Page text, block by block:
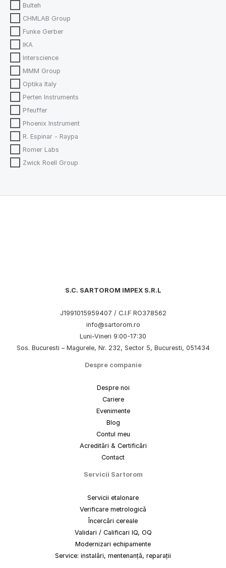
Bulteh
CHMLAB Group
Funke Gerber
IKA
Interscience
MMM Group
Optika Italy
Perten Instruments
Pfeuffer
Phoenix Instrument
R. Espinar - Raypa
Romer Labs
Zwick Roell Group
S.C. SARTOROM IMPEX S.R.L
J1991015959407 / C.I.F RO378562
info@sartorom.ro
Luni-Vineri 9:00-17:30
Sos. Bucuresti – Magurele, Nr. 232, Sector 5, Bucuresti, 051434
Despre companie
Despre noi
Cariere
Evenimente
Blog
Contul meu
Acreditări & Certificări
Contact
Servicii Sartorom
Servicii etalonare
Verificare metrologică
Încercări cereale
Validari / Calificari IQ, OQ
Modernizari echipamente
Service: instalări, mentenanță, reparații